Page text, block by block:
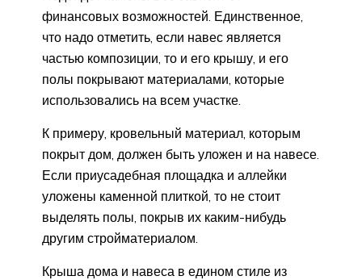
финансовых возможностей. Единственное,
что надо отметить, если навес является
частью композиции, то и его крышу, и его
полы покрывают материалами, которые
использовались на всем участке.
К примеру, кровельный материал, которым
покрыт дом, должен быть уложен и на навесе.
Если приусадебная площадка и аллейки
уложены каменной плиткой, то не стоит
выделять полы, покрыв их каким-нибудь
другим стройматериалом.
Крыша дома и навеса в едином стиле из